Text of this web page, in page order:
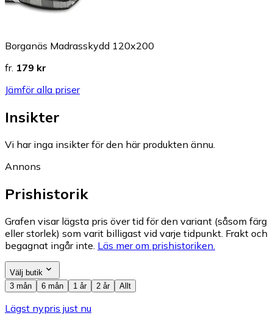
Borganäs Madrasskydd 120x200
fr. 179 kr
Jämför alla priser
Insikter
Vi har inga insikter för den här produkten ännu.
Annons
Prishistorik
Grafen visar lägsta pris över tid för den variant (såsom färg
eller storlek) som varit billigast vid varje tidpunkt. Frakt och
begagnat ingår inte. Läs mer om prishistoriken.
Välj butik
3 mån
6 mån 1 år 2 år Allt
Lägst nypris just nu